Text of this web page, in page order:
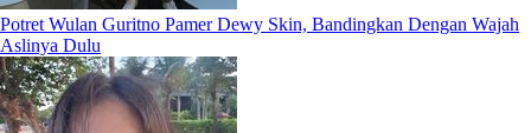
Potret Wulan Guritno Pamer Dewy Skin, Bandingkan Dengan Wajah
Aslinya Dulu